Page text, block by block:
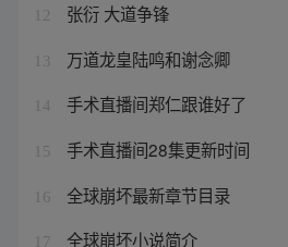
12 张衍 大道争锋
13 万道龙皇陆鸣和谢念卿
14 手术直播间郑仁跟谁好了
15 手术直播间28集更新时间
16 全球崩坏最新章节目录
17 全球崩坏小说简介